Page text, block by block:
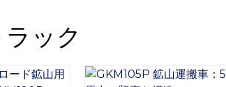
ック